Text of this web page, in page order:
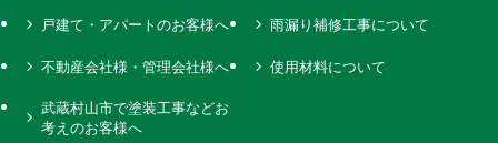
戸建て・アパートのお客様へ 雨漏り補修工事について
不動産会社様・管理会社様へ 使用材料について
武蔵村山市で塗装工事などお
考えのお客様へ